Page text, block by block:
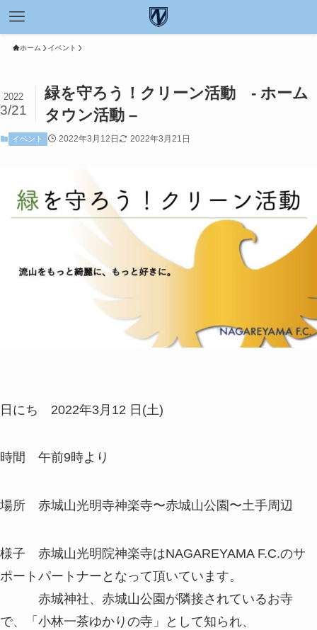
ホーム イベント
緑を守ろう！クリーン活動 - ホーム
タウン活動 –
2022
3/21
イベント 2022年3月12日 2022年3月21日
日にち 2022年3月12 日(土)
時間 午前9時より
場所 赤城山光明寺神楽寺〜赤城山公園〜土手周辺
様子 赤城山光明院神楽寺はNAGAREYAMA F.C.のサ
ポートパートナーとなって頂いています。
赤城神社、赤城山公園が隣接されているお寺
で、「小林一茶ゆかりの寺」として知られ、